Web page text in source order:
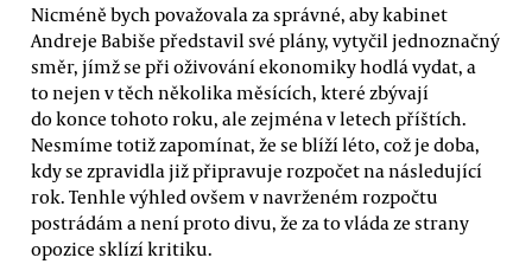
Nicméně bych považovala za správné, aby kabinet
Andreje Babiše představil své plány, vytyčil jednoznačný
směr, jímž se při oživování ekonomiky hodlá vydat, a
to nejen v těch několika měsících, které zbývají
do konce tohoto roku, ale zejména v letech příštích.
Nesmíme totiž zapomínat, že se blíží léto, což je doba,
kdy se zpravidla již připravuje rozpočet na následující
rok. Tenhle výhled ovšem v navrženém rozpočtu
postrádám a není proto divu, že za to vláda ze strany
opozice sklízí kritiku.